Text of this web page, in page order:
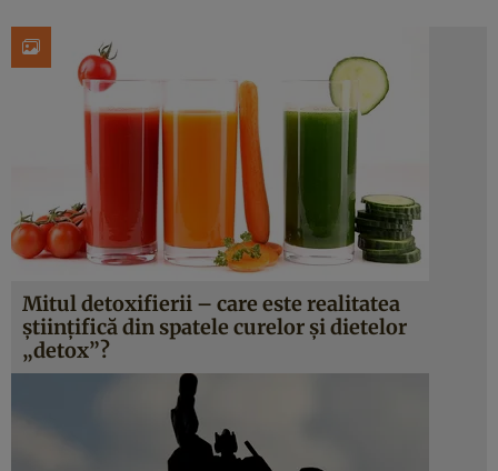
Mitul detoxifierii – care este realitatea
ştiinţifică din spatele curelor şi dietelor
„detox”?